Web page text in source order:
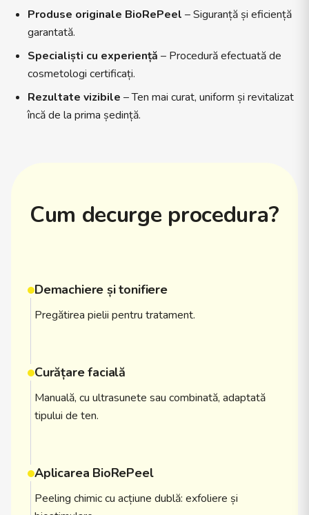
îți dorești o piele îngrijită, un ten luminos și o experiență de
beauty relaxantă, Elena Panta este alegerea ideală pentru
tine.
Produse originale BioRePeel – Siguranță și eficiență
garantată.
Specialiști cu experiență – Procedură efectuată de
cosmetologi certificați.
Rezultate vizibile – Ten mai curat, uniform și revitalizat
încă de la prima ședință.
Cum decurge procedura?
Demachiere și tonifiere
Pregătirea pielii pentru tratament.
Curățare facială
Manuală, cu ultrasunete sau combinată, adaptată
tipului de ten.
Aplicarea BioRePeel
Peeling chimic cu acțiune dublă: exfoliere și